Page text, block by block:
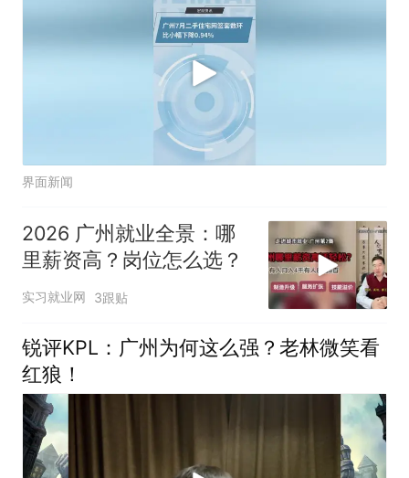
界面新闻
2026 广州就业全景：哪
里薪资高？岗位怎么选？
实习就业网 3跟贴
锐评KPL：广州为何这么强？老林微笑看
红狼！